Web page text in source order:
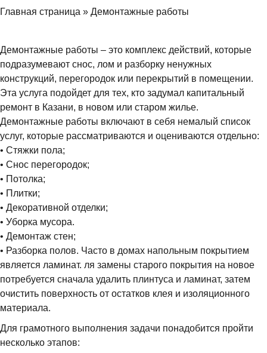
Главная страница » Демонтажные работы
Демонтажные работы – это комплекс действий, которые
подразумевают снос, лом и разборку ненужных
конструкций, перегородок или перекрытий в помещении.
Эта услуга подойдет для тех, кто задумал капитальный
ремонт в Казани, в новом или старом жилье.
Демонтажные работы включают в себя немалый список
услуг, которые рассматриваются и оцениваются отдельно:
• Стяжки пола;
• Снос перегородок;
• Потолка;
• Плитки;
• Декоративной отделки;
• Уборка мусора.
• Демонтаж стен;
• Разборка полов. Часто в домах напольным покрытием
является ламинат. ля замены старого покрытия на новое
потребуется сначала удалить плинтуса и ламинат, затем
очистить поверхность от остатков клея и изоляционного
материала.
Для грамотного выполнения задачи понадобится пройти
несколько этапов: